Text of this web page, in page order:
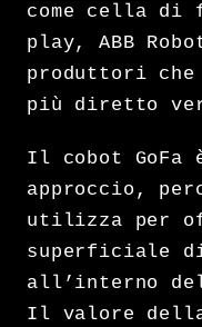
come cella di
play, ABB
produttori che
più diretto
Il cobot GoFa
approccio,
utilizza per
superficiale
all’interno
Il valore